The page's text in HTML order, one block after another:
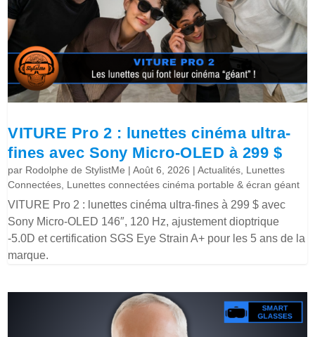
VITURE Pro 2 : lunettes cinéma ultra-
fines avec Sony Micro-OLED à 299 $
par Rodolphe de StylistMe |Août 6, 2026 |Actualités Lunettes
Connectées Lunettes connectées cinéma portable & écran géant
VITURE Pro 2 : lunettes cinéma ultra-fines à 299 $ avec
Sony Micro-OLED 146″, 120 Hz, ajustement dioptrique
-5.0D et certification SGS Eye Strain A+ pour les 5 ans de la
marque.